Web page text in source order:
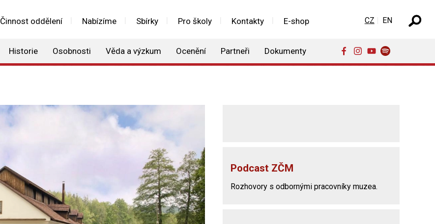
Činnost oddělení Nabízíme Sbírky Pro školy Kontakty E-shop
Historie Osobnosti Věda a výzkum Ocenění Partneři Dokumenty
Zvolte jazyk
CZ EN
Podcast ZČM
Rozhovory s odbornými pracovníky muzea.